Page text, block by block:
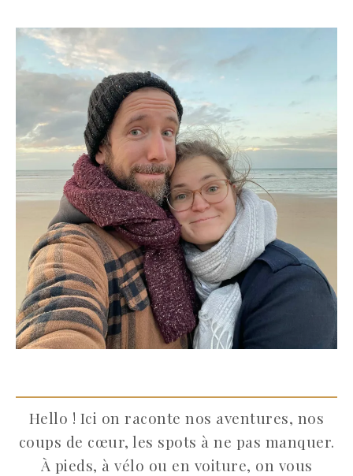
Hello ! Ici on raconte nos aventures, nos
coups de cœur, les spots à ne pas manquer.
À pieds, à vélo ou en voiture, on vous